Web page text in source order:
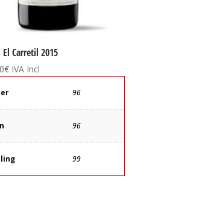
Carretil 2015
€ IVA Incl
96
96
99